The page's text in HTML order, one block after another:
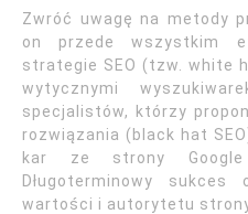
Zwróć uwagę na metody
on przede wszystkim
strategie SEO (tzw. white
wytycznymi
specjalistów, którzy
rozwiązania (black hat
kar ze strony
Długoterminowy
wartości i autorytetu